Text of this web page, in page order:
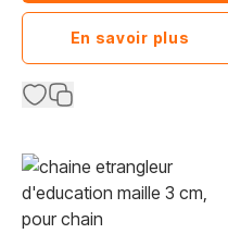
En savoir plus